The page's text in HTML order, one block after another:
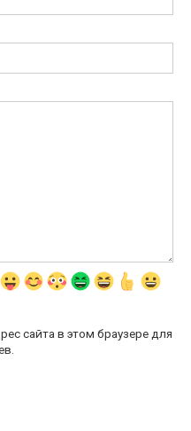
сайта в этом браузере для